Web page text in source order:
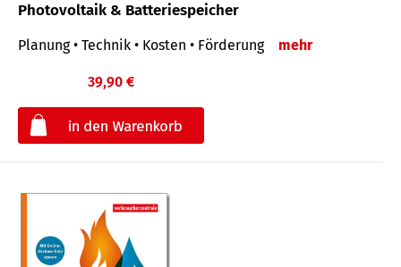
Photovoltaik & Batteriespeicher
Planung • Technik • Kosten • Förderung mehr
39,90 €